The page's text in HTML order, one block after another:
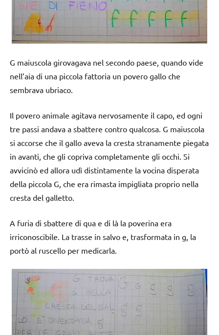
G maiuscola girovagava nel secondo paese, quando vide
nell’aia di una piccola fattoria un povero gallo che
sembrava ubriaco.
Il povero animale agitava nervosamente il capo, ed ogni
tre passi andava a sbattere contro qualcosa. G maiuscola
si accorse che il gallo aveva la cresta stranamente piegata
in avanti, che gli copriva completamente gli occhi. Si
avvicinò ed allora udì distintamente la vocina disperata
della piccola G, che era rimasta impigliata proprio nella
cresta del galletto.
A furia di sbattere di qua e di là la poverina era
irriconoscibile. La trasse in salvo e, trasformata in g, la
portò al ruscello per medicarla.